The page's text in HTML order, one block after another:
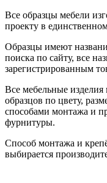
Все образцы мебели
проекту в
Образцы имеют
поиска по сайту, все
зарегистрированным
Все мебельные изделия
образцов по цвету,
способами монтажа и
фурнитуры.
Способ монтажа и
выбирается